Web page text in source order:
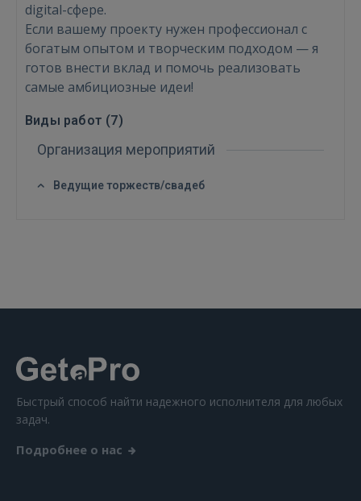
Забыли пароль?
FACEBOOK
 Sign in with Apple
digital-сфере.
Если вашему проекту нужен профессионал с
богатым опытом и творческим подходом — я
готов внести вклад и помочь реализовать
самые амбициозные идеи!
Виды работ (7)
Организация мероприятий
Ведущие торжеств/свадеб
Быстрый способ найти надежного исполнителя для любых
задач.
Подробнее о нас